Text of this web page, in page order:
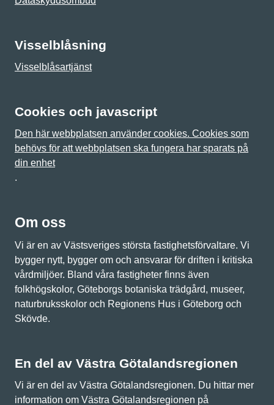
Visselblåsning
Visselblåsartjänst
Cookies och javascript
Den här webbplatsen använder cookies. Cookies som
behövs för att webbplatsen ska fungera har sparats på
din enhet
.
Om oss
Vi är en av Västsveriges största fastighetsförvaltare. Vi
bygger nytt, bygger om och ansvarar för driften i kritiska
vårdmiljöer. Bland våra fastigheter finns även
folkhögskolor, Göteborgs botaniska trädgård, museer,
naturbruksskolor och Regionens Hus i Göteborg och
Skövde.
En del av Västra Götalandsregionen
Vi är en del av Västra Götalandsregionen. Du hittar mer
information om Västra Götalandsregionen på